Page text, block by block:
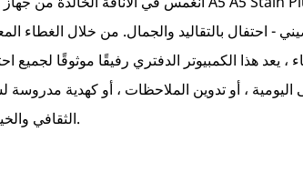
- احتفال بالتقاليد والجمال. من خلال الغطاء
، يعد هذا الكمبيوتر الدفتري رفيقًا موثوقًا لجميع
اليومية ، أو تدوين الملاحظات ، أو كهدية
الثقافي والخيارات الواعية للبيئة.